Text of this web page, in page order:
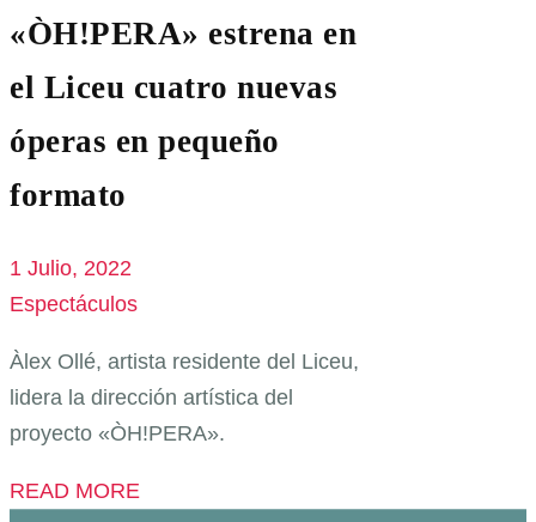
«ÒH!PERA» estrena en
el Liceu cuatro nuevas
óperas en pequeño
formato
1 Julio, 2022
Espectáculos
Àlex Ollé, artista residente del Liceu,
lidera la dirección artística del
proyecto «ÒH!PERA».
READ MORE